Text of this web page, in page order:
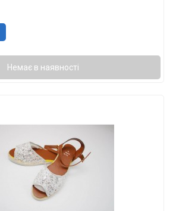
Немає в наявності